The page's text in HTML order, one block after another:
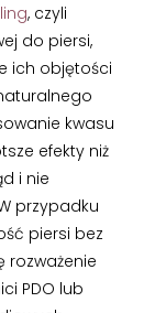
, czyli
do piersi,
ich objętości
kwasu
efekty niż
i nie
przypadku
piersi bez
rozważenie
PDO lub